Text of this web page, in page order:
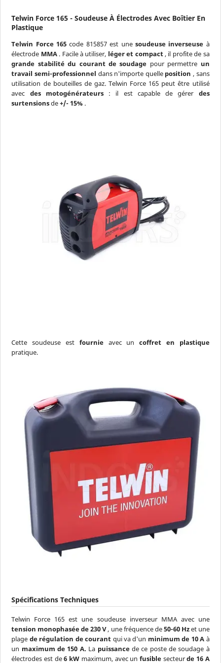
Telwin Force 165 - Soudeuse À Électrodes Avec Boîtier En
Plastique
Telwin Force 165 code 815857 est une soudeuse inverseuse à
électrode MMA. Facile à utiliser, léger et compact, il profite de sa
grande stabilité du courant de soudage pour permettre un
travail semi-professionnel dans n'importe quelle position , sans
utilisation de bouteilles de gaz. Telwin Force 165 peut être utilisé
avec des motogénérateurs: il est capable de gérer des
surtensionsde+/- 15% .
Cette soudeuse est fournieavec uncoffret en plastique
pratique.
Spécifications Techniques
Telwin Force 165 est une soudeuse inverseur MMA avec une
tension monophasée de 230 V, une fréquence de50-60 Hzet une
plage de régulation de courant qui va d'un minimum de 10 A à
un maximum de 150 A. La puissancede ce poste de soudage à
électrodes est de6 kW maximum, avec un fusiblesecteurde 16 A